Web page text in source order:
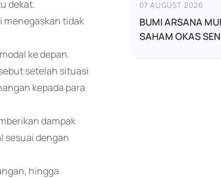
dekat.
menegaskan tidak
ke depan.
setelah situasi
kepada para
dampak
sesuai dengan
hingga
07 AUGUST 2026
BUMI ARSANA
SAHAM OKAS